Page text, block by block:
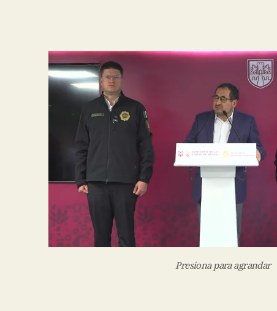
Presiona para agrandar